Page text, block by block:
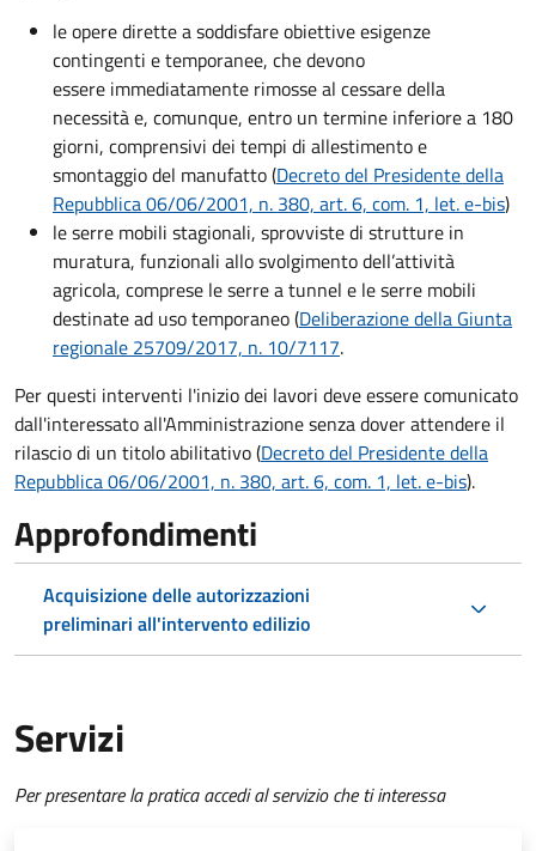
le opere dirette a soddisfare obiettive esigenze
contingenti e temporanee, che devono
essere immediatamente rimosse al cessare della
necessità e, comunque, entro un termine inferiore a 180
giorni, comprensivi dei tempi di allestimento e
smontaggio del manufatto (Decreto del Presidente della
Repubblica 06/06/2001, n. 380, art. 6, com. 1, let. e-bis)
le serre mobili stagionali, sprovviste di strutture in
muratura, funzionali allo svolgimento dell’attività
agricola, comprese le serre a tunnel e le serre mobili
destinate ad uso temporaneo (Deliberazione della Giunta
regionale 25709/2017, n. 10/7117.
Per questi interventi l'inizio dei lavori deve essere comunicato
dall'interessato all'Amministrazione senza dover attendere il
rilascio di un titolo abilitativo (Decreto del Presidente della
Repubblica 06/06/2001, n. 380, art. 6, com. 1, let. e-bis).
Approfondimenti
Acquisizione delle autorizzazioni
preliminari all'intervento edilizio
Servizi
Per presentare la pratica accedi al servizio che ti interessa